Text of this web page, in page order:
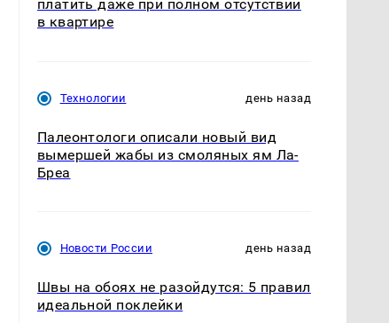
платить даже при полном отсутствии
в квартире
Технологии день назад
Палеонтологи описали новый вид
вымершей жабы из смоляных ям Ла-
Бреа
Новости России день назад
Швы на обоях не разойдутся: 5 правил
идеальной поклейки